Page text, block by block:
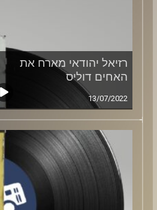
רזיאל יהודאי מארח את
האחים דוליס
13/07/2022